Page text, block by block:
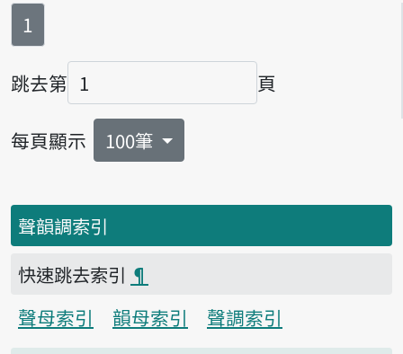
第
1
跳去第
頁碼
頁
每頁顯示 100筆
聲韻調索引
快速跳去索引 ¶
聲母索引
韻母索引
聲調索引